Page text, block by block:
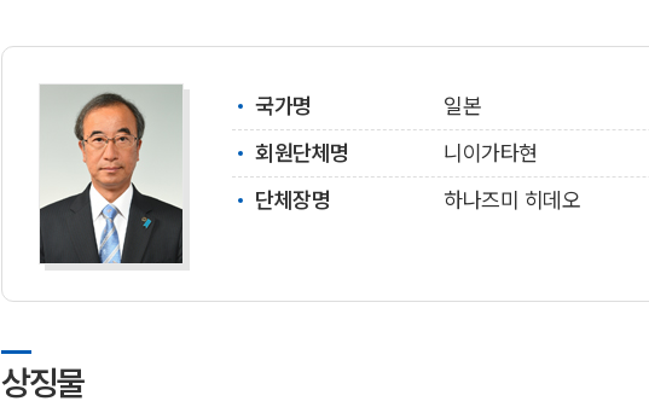
국가명
일본
회원단체명
니이가타현
단체장명
하나즈미 히데오
상징물